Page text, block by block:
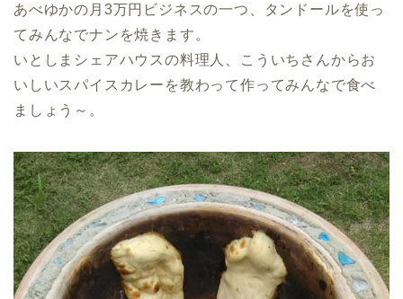
あべゆかの月3万円ビジネスの一つ、タンドールを使っ
てみんなでナンを焼きます。
いとしまシェアハウスの料理人、こういちさんからお
いしいスパイスカレーを教わって作ってみんなで食べ
ましょう～。